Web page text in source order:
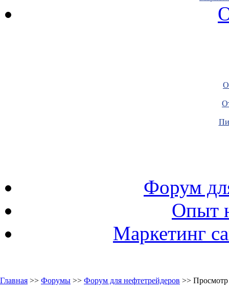
Форум
Опыт
Маркетинг
Главная >> Форумы >> Форум для нефтетрейдеров >>